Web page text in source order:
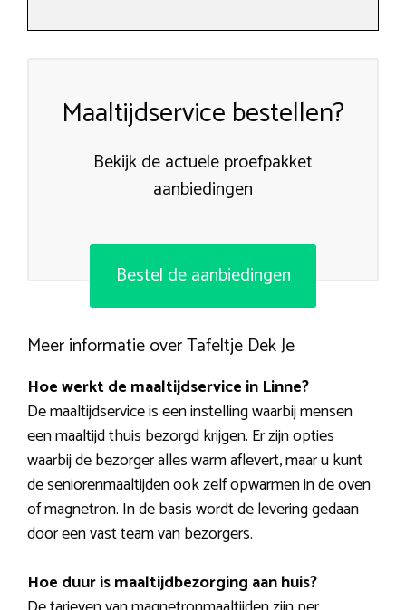
Maaltijdservice bestellen?
Bekijk de actuele proefpakket
aanbiedingen
Bestel de aanbiedingen
Meer informatie over Tafeltje Dek Je
Hoe werkt de maaltijdservice in Linne?
De maaltijdservice is een instelling waarbij mensen
een maaltijd thuis bezorgd krijgen. Er zijn opties
waarbij de bezorger alles warm aflevert, maar u kunt
de seniorenmaaltijden ook zelf opwarmen in de oven
of magnetron. In de basis wordt de levering gedaan
door een vast team van bezorgers.
Hoe duur is maaltijdbezorging aan huis?